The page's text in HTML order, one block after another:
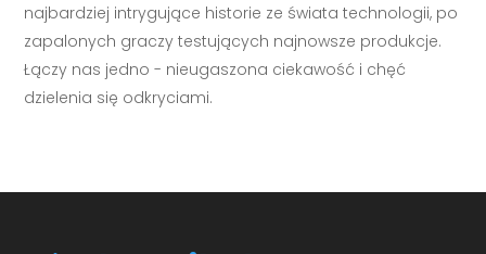
najbardziej intrygujące historie ze świata technologii, po
zapalonych graczy testujących najnowsze produkcje.
Łączy nas jedno - nieugaszona ciekawość i chęć
dzielenia się odkryciami.